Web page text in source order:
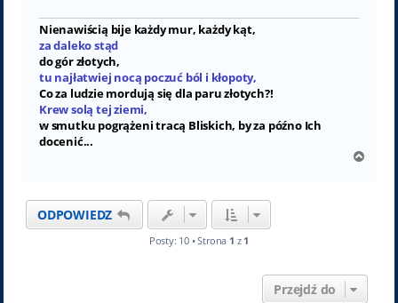
Nienawiścią bije każdy mur, każdy kąt,
za daleko stąd
do gór złotych,
tu najłatwiej nocą poczuć ból i kłopoty,
Co za ludzie mordują się dla paru złotych?!
Krew solą tej ziemi,
w smutku pogrążeni tracą Bliskich, by za późno Ich
docenić...
ODPOWIEDZ
Posty: 10 • Strona 1 z 1
Przejdź do